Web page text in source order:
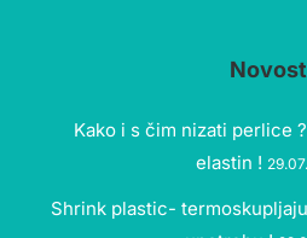
Kako i s čim nizati perlice
elastin !
Shrink plastic-